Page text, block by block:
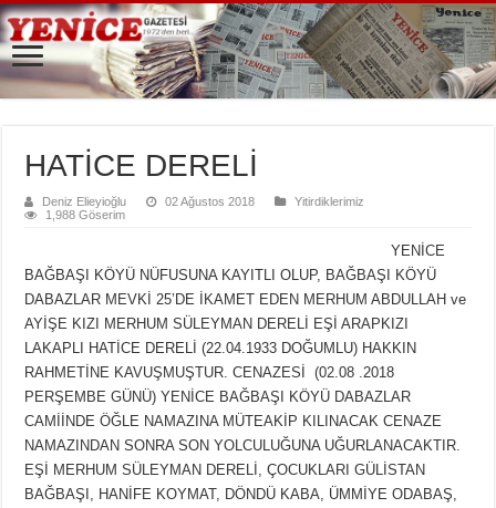
HATİCE DERELİ
Deniz Elieyioğlu 02 Ağustos 2018
Yitirdiklerimiz
1,988 Göserim
YENİCE
BAĞBAŞI KÖYÜ NÜFUSUNA KAYITLI OLUP, BAĞBAŞI KÖYÜ
DABAZLAR MEVKİ 25’DE İKAMET EDEN MERHUM ABDULLAH ve
AYİŞE KIZI MERHUM SÜLEYMAN DERELİ EŞİ ARAPKIZI
LAKAPLI HATİCE DERELİ (22.04.1933 DOĞUMLU) HAKKIN
RAHMETİNE KAVUŞMUŞTUR. CENAZESİ (02.08 .2018
PERŞEMBE GÜNÜ) YENİCE BAĞBAŞI KÖYÜ DABAZLAR
CAMİİNDE ÖĞLE NAMAZINA MÜTEAKİP KILINACAK CENAZE
NAMAZINDAN SONRA SON YOLCULUĞUNA UĞURLANACAKTIR.
EŞİ MERHUM SÜLEYMAN DERELİ, ÇOCUKLARI GÜLİSTAN
BAĞBAŞI, HANİFE KOYMAT, DÖNDÜ KABA, ÜMMİYE ODABAŞ,